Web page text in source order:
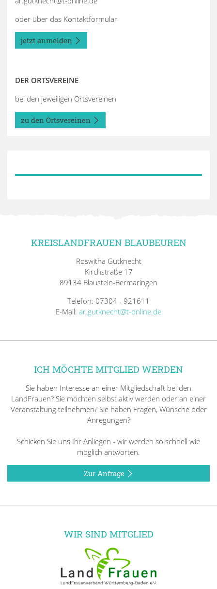
oder über das Kontaktformular
jetzt anmelden
DER ORTSVEREINE
bei den jeweiligen Ortsvereinen
zu den Ortsvereinen
KREISLANDFRAUEN BLAUBEUREN
Roswitha Gutknecht
Kirchstraße 17
89134 Blaustein-Bermaringen
Telefon: 07304 - 921611
E-Mail: ar.gutknecht@t-online.de
ICH MÖCHTE MITGLIED WERDEN
Sie haben Interesse an einer Mitgliedschaft bei den
LandFrauen? Sie möchten selbst aktiv werden oder an einer
Veranstaltung teilnehmen? Sie haben Fragen, Wünsche oder
Anregungen?
Schicken Sie uns Ihr Anliegen - wir werden so schnell wie
möglich antworten.
Zur Anfrage
WIR SIND MITGLIED